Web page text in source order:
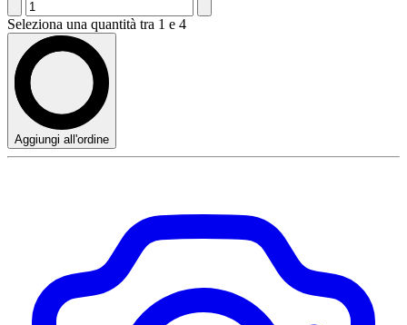
Seleziona una quantità tra 1 e 4
Aggiungi all'ordine